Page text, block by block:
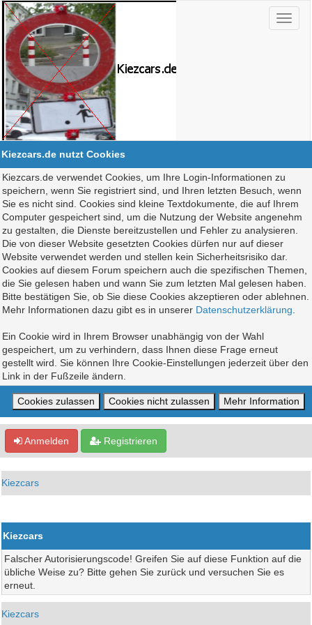
Kiezcars.de nutzt Cookies
Kiezcars.de verwendet Cookies, um Ihre Login-Informationen zu
speichern, wenn Sie registriert sind, und Ihren letzten Besuch, wenn
Sie es nicht sind. Cookies sind kleine Textdokumente, die auf Ihrem
Computer gespeichert sind, um die Nutzung der Website angenehm
zu gestalten, die Dienste bereitzustellen und Fehler zu analysieren.
Die von dieser Website gesetzten Cookies dürfen nur auf dieser
Website verwendet werden und stellen kein Sicherheitsrisiko dar.
Cookies auf diesem Forum speichern auch die spezifischen Themen,
die Sie gelesen haben und wann Sie zum letzten Mal gelesen haben.
Bitte bestätigen Sie, ob Sie diese Cookies akzeptieren oder ablehnen.
Mehr Informationen dazu gibt es in unserer Datenschutzerklärung
Ein Cookie wird in Ihrem Browser unabhängig von der Wahl
gespeichert, um zu verhindern, dass Ihnen diese Frage erneut
gestellt wird. Sie können Ihre Cookie-Einstellungen jederzeit über den
Link in der Fußzeile ändern.
Anmelden Registrieren
Kiezcars
Kiezcars
Falscher Autorisierungscode! Greifen Sie auf diese Funktion auf die
übliche Weise zu? Bitte gehen Sie zurück und versuchen Sie es
erneut.
Kiezcars